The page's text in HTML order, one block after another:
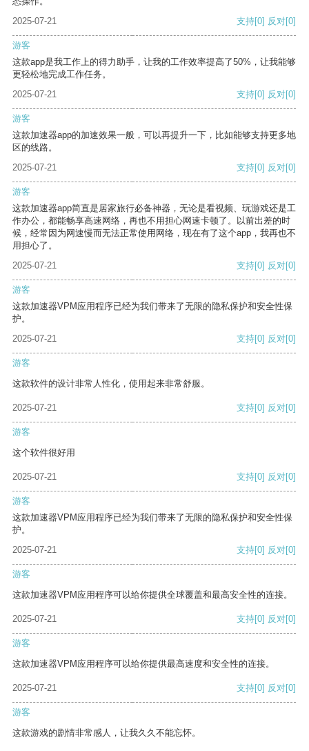
2025-07-21
支持[0] 反对[0]
游客
这款app是我工作上的得力助手，让我的工作效率提高了50%，让我能够
更轻松地完成工作任务。
2025-07-21
支持[0] 反对[0]
游客
这款加速器app的加速效果一般，可以再提升一下，比如能够支持更多地
区的线路。
2025-07-21
支持[0] 反对[0]
游客
这款加速器app简直是居家旅行必备神器，无论是看视频、玩游戏还是工
作办公，都能畅享高速网络，再也不用担心网速卡顿了。以前出差的时
候，经常因为网速慢而无法正常使用网络，现在有了这个app，我再也不
用担心了。
2025-07-21
支持[0] 反对[0]
游客
这款加速器VPM应用程序已经为我们带来了无限的隐私保护和安全性保
护。
2025-07-21
支持[0] 反对[0]
游客
这款软件的设计非常人性化，使用起来非常舒服。
2025-07-21 支持[0] 反对[0]
游客
这个软件很好用
2025-07-21 支持[0] 反对[0]
游客
这款加速器VPM应用程序已经为我们带来了无限的隐私保护和安全性保
护。
2025-07-21
支持[0] 反对[0]
游客
这款加速器VPM应用程序可以给你提供全球覆盖和最高安全性的连接。
2025-07-21 支持[0] 反对[0]
游客
这款加速器VPM应用程序可以给你提供最高速度和安全性的连接。
2025-07-21 支持[0] 反对[0]
游客
这款游戏的剧情非常感人，让我久久不能忘怀。